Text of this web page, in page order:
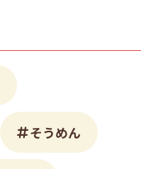
そうめん